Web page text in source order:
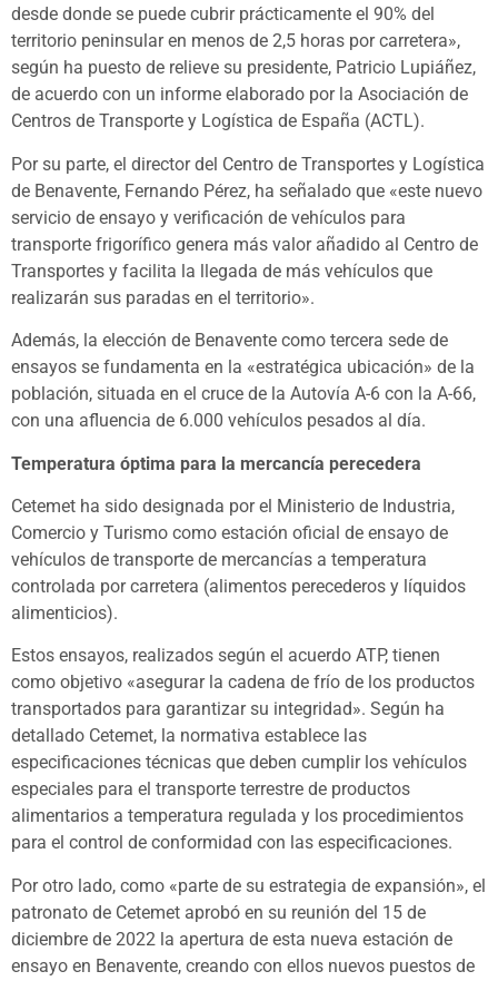
desde donde se puede cubrir prácticamente el 90% del
territorio peninsular en menos de 2,5 horas por carretera»,
según ha puesto de relieve su presidente, Patricio Lupiáñez,
de acuerdo con un informe elaborado por la Asociación de
Centros de Transporte y Logística de España (ACTL).
Por su parte, el director del Centro de Transportes y Logística
de Benavente, Fernando Pérez, ha señalado que «este nuevo
servicio de ensayo y verificación de vehículos para
transporte frigorífico genera más valor añadido al Centro de
Transportes y facilita la llegada de más vehículos que
realizarán sus paradas en el territorio».
Además, la elección de Benavente como tercera sede de
ensayos se fundamenta en la «estratégica ubicación» de la
población, situada en el cruce de la Autovía A-6 con la A-66,
con una afluencia de 6.000 vehículos pesados al día.
Temperatura óptima para la mercancía perecedera
Cetemet ha sido designada por el Ministerio de Industria,
Comercio y Turismo como estación oficial de ensayo de
vehículos de transporte de mercancías a temperatura
controlada por carretera (alimentos perecederos y líquidos
alimenticios).
Estos ensayos, realizados según el acuerdo ATP, tienen
como objetivo «asegurar la cadena de frío de los productos
transportados para garantizar su integridad». Según ha
detallado Cetemet, la normativa establece las
especificaciones técnicas que deben cumplir los vehículos
especiales para el transporte terrestre de productos
alimentarios a temperatura regulada y los procedimientos
para el control de conformidad con las especificaciones.
Por otro lado, como «parte de su estrategia de expansión», el
patronato de Cetemet aprobó en su reunión del 15 de
diciembre de 2022 la apertura de esta nueva estación de
ensayo en Benavente, creando con ellos nuevos puestos de